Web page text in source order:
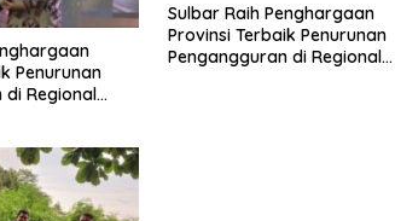
Penurunan
di Regional
Sulbar Raih Penghargaan
Provinsi Terbaik Penurunan
Pengangguran di Regional